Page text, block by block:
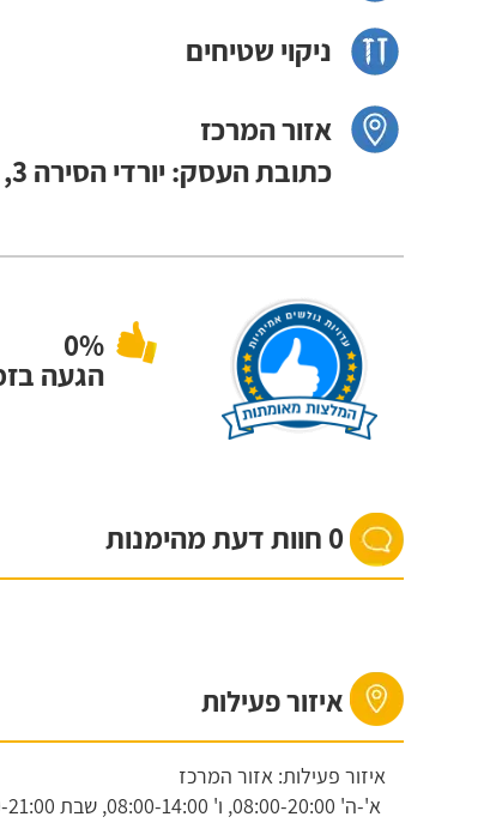
ניקוי שטיחים
אזור המרכז
כתובת העסק: יורדי הסירה 3, תל אביב
0%
הגעה
0 חוות דעת מהימנות
איזור פעילות
איזור פעילות: אזור המרכז
א'-ה' 08:00-20:00, ו' 08:00-14:00, שבת 21:00